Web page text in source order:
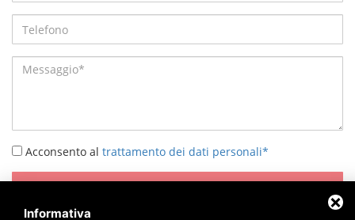
Acconsento al trattamento dei dati personali*
Informativa